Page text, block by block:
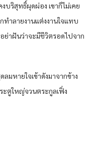
บริสุทธิ์ผุดผ่อง​ เขา​ก็​ไม่เคย​
ทำลาย​งานแต่งงาน​ใจแทบ​
ย่า​ฝัน​ว่า​จะมีชีวิต​รอดไป​จาก​
ม​หายใจเข้า​ดัง​มาจาก​ข้าง
ตู​ใหญ่​จวน​ตระกูล​เฟิ่ง